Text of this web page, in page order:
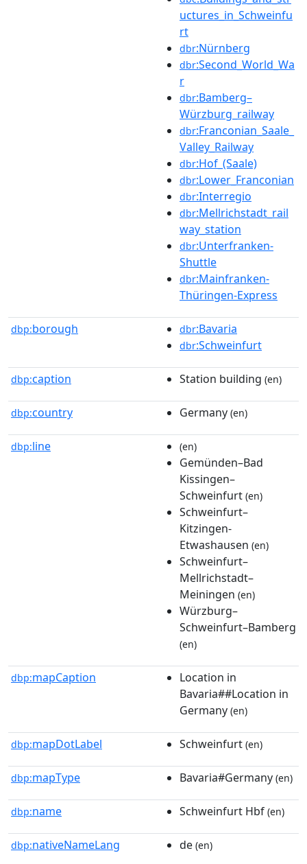
uctures_in_Schweinfu
rt
dbr:Nürnberg
dbr:Second_World_Wa
r
dbr:Bamberg–
Würzburg_railway
dbr:Franconian_Saale_
Valley_Railway
dbr:Hof_(Saale)
dbr:Lower_Franconian
dbr:Interregio
dbr:Mellrichstadt_rail
way_station
dbr:Unterfranken-
Shuttle
dbr:Mainfranken-
Thüringen-Express
dbp:borough dbr:Bavaria
dbr:Schweinfurt
dbp:caption Station building (en)
dbp:country Germany (en)
dbp:line (en)
Gemünden–Bad
Kissingen–
Schweinfurt (en)
Schweinfurt–
Kitzingen-
Etwashausen (en)
Schweinfurt–
Mellrichstadt–
Meiningen (en)
Würzburg–
Schweinfurt–Bamberg
(en)
dbp:mapCaption
Location in
Bavaria##Location in
Germany (en)
dbp:mapDotLabel Schweinfurt (en)
dbp:mapType Bavaria#Germany (en)
dbp:name Schweinfurt Hbf (en)
dbp:nativeNameLang de (en)